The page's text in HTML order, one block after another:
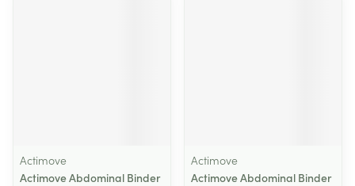
Actimove
Actimove Abdominal Binder
Actimove
Actimove Abdominal Binder